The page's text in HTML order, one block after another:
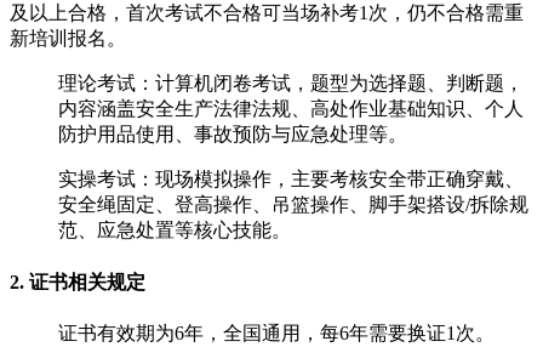
及以上合格‌，首次考试不合格可当场补考1次，仍不合格需重
新培训报名。
‌理论考试‌：计算机闭卷考试，题型为选择题、判断题，
内容涵盖安全生产法律法规、高处作业基础知识、个人
防护用品使用、事故预防与应急处理等。
‌实操考试‌：现场模拟操作，主要考核安全带正确穿戴、
安全绳固定、登高操作、吊篮操作、脚手架搭设/拆除规
范、应急处置等核心技能。
2. 证书相关规定
证书有效期为‌6年‌，全国通用，每‌6年需要换证1次‌。